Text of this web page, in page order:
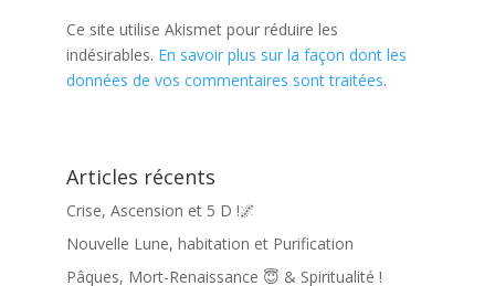
Ce site utilise Akismet pour réduire les
indésirables. En savoir plus sur la façon dont les
données de vos commentaires sont traitées.
Articles récents
Crise, Ascension et 5 D !🌌
Nouvelle Lune, habitation et Purification
Pâques, Mort-Renaissance 😇 & Spiritualité !